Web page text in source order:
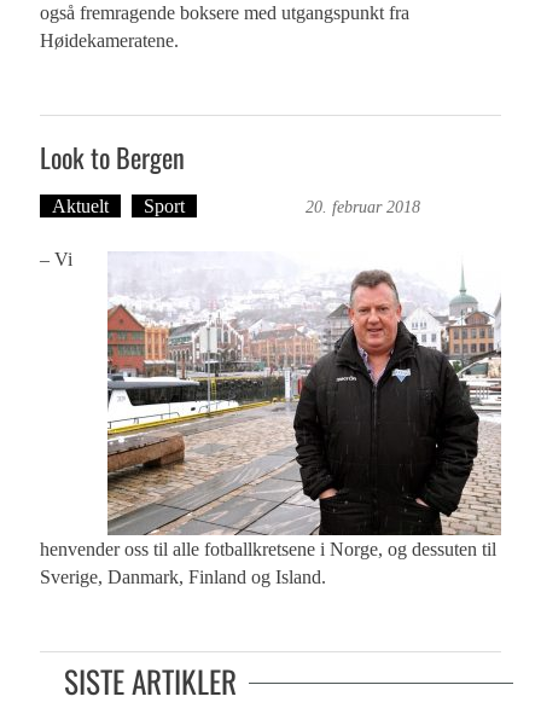
også fremragende boksere med utgangspunkt fra
Høidekameratene.
Look to Bergen
Aktuelt Sport 20. februar 2018
– Vi
henvender oss til alle fotballkretsene i Norge, og dessuten til
Sverige, Danmark, Finland og Island.
SISTE ARTIKLER